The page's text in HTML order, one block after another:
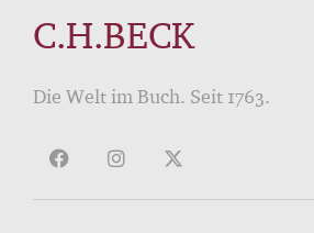
C.H.BECK
Die Welt im Buch. Seit 1763.